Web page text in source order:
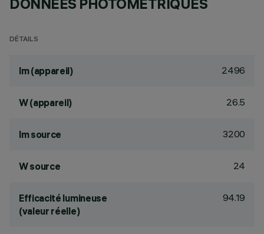
DONNÉES PHOTOMÉTRIQUES
DÉTAILS
lm (appareil) 2496
W (appareil) 26.5
lm source 3200
W source 24
Efficacité lumineuse
(valeur réelle)
94.19